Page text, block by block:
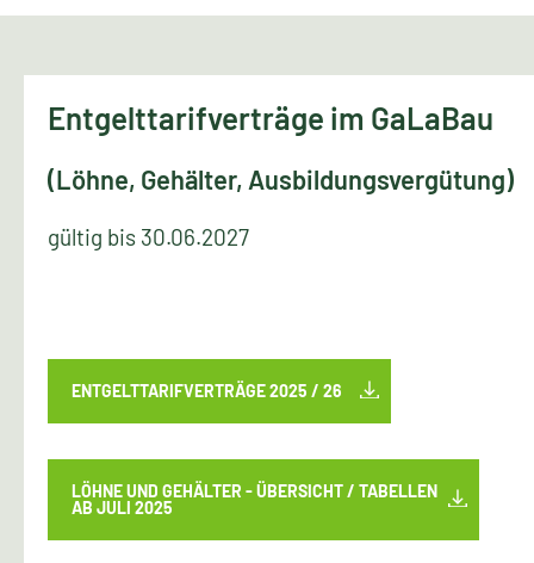
Entgelttarifverträge im GaLaBau
(Löhne, Gehälter, Ausbildungsvergütung)
gültig bis 30.06.2027
ENTGELTTARIFVERTRÄGE 2025 / 26
LÖHNE UND GEHÄLTER - ÜBERSICHT / TABELLEN
AB JULI 2025